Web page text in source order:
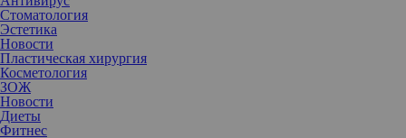
Стоматология
Эстетика
Новости
Пластическая хирургия
Косметология
ЗОЖ
Новости
Диеты
Фитнес